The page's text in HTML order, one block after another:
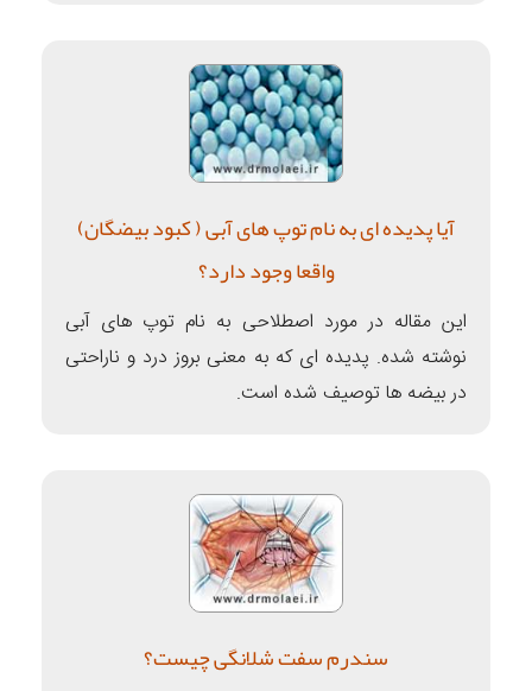
آیا پدیده ای به نام توپ های آبی ( کبود بیضگان)
واقعا وجود دارد؟
این مقاله در مورد اصطلاحی به نام توپ های آبی
نوشته شده. پدیده ای که به معنی بروز درد و ناراحتی
در بیضه ها توصیف شده است.
سندرم سفت شلانگی چیست؟